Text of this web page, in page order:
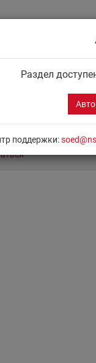
API NSD
Раздел
поддержки: